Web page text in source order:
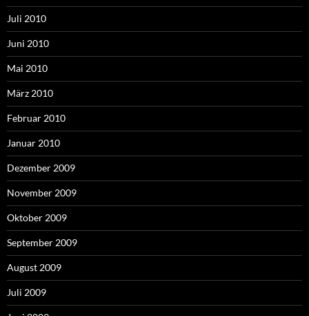
Juli 2010
Juni 2010
Mai 2010
März 2010
Februar 2010
Januar 2010
Dezember 2009
November 2009
Oktober 2009
September 2009
August 2009
Juli 2009